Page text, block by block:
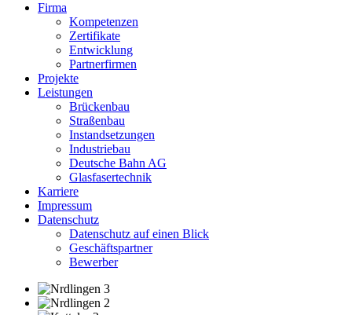
Firma
Kompetenzen
Zertifikate
Entwicklung
Partnerfirmen
Projekte
Leistungen
Brückenbau
Straßenbau
Instandsetzungen
Industriebau
Deutsche Bahn AG
Glasfasertechnik
Karriere
Impressum
Datenschutz
Datenschutz auf einen Blick
Geschäftspartner
Bewerber